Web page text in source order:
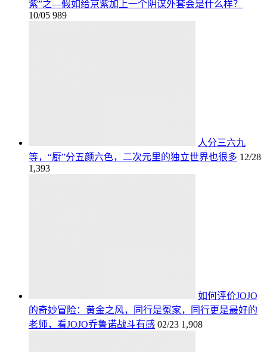
紫”之—假如给京紫加上一个阴谋外套会是什么样？
10/05 989
人分三六九
等，“厨”分五颜六色，二次元里的独立世界也很多 12/28
1,393
如何评价JOJO
的奇妙冒险：黄金之风，同行是冤家，同行更是最好的
老师，看JOJO乔鲁诺战斗有感 02/23 1,908